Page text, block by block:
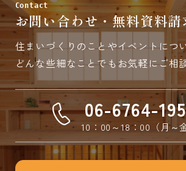
Contact
お問い合わせ・無料資料請
住まいづくりのことやイベントにつ
どんな些細なことでもお気軽にご相
06-6764-
10：00～18：00（月～